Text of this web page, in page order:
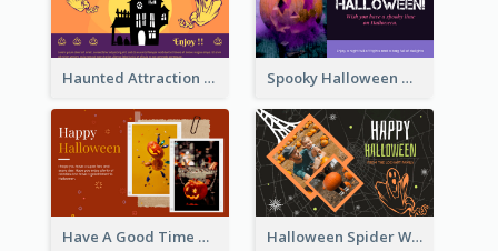
Haunted Attraction Themed Halloween Card Spooky Halloween Greeting Card
Have A Good Time This Halloween Greeting Card Halloween Spider Web Greeting Card